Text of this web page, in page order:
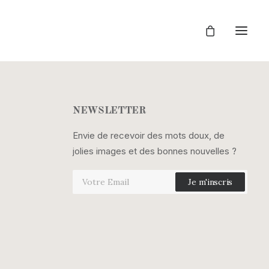
NEWSLETTER
Envie de recevoir des mots doux, de
jolies images et des bonnes nouvelles ?